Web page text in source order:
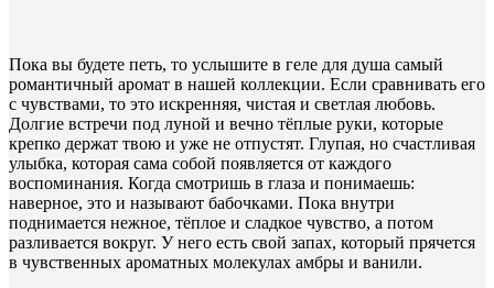
Пока вы будете петь, то услышите в геле для душа самый
романтичный аромат в нашей коллекции. Если сравнивать его
с чувствами, то это искренняя, чистая и светлая любовь.
Долгие встречи под луной и вечно тёплые руки, которые
крепко держат твою и уже не отпустят. Глупая, но счастливая
улыбка, которая сама собой появляется от каждого
воспоминания. Когда смотришь в глаза и понимаешь:
наверное, это и называют бабочками. Пока внутри
поднимается нежное, тёплое и сладкое чувство, а потом
разливается вокруг. У него есть свой запах, который прячется
в чувственных ароматных молекулах амбры и ванили.